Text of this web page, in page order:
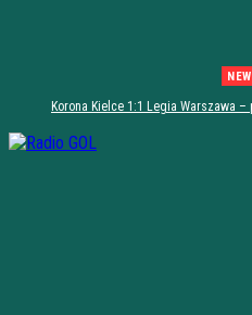
Korona Kielce 1:1 Legia Warszawa